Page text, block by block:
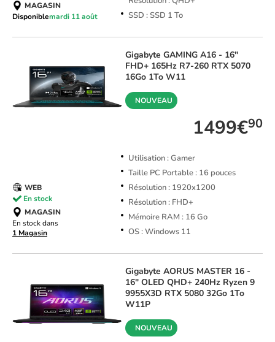
SSD : SSD 1 To
MAGASIN
Disponiblemardi 11 août
Gigabyte GAMING A16 - 16"
FHD+ 165Hz R7-260 RTX 5070
16Go 1To W11
NOUVEAU
1499€90
Utilisation : Gamer
Taille PC Portable : 16 pouces
Résolution : 1920x1200
Résolution : FHD+
Mémoire RAM : 16 Go
OS : Windows 11
WEB
En stock
MAGASIN
En stock dans
1 Magasin
Gigabyte AORUS MASTER 16 -
16" OLED QHD+ 240Hz Ryzen 9
9955X3D RTX 5080 32Go 1To
W11P
NOUVEAU